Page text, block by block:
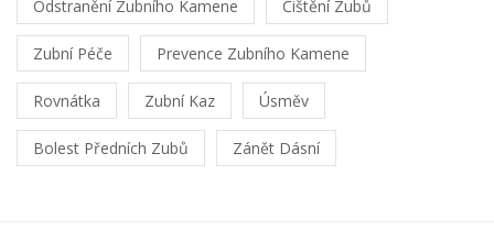
Odstranění Zubního Kamene Čištění Zubů
Zubní Péče Prevence Zubního Kamene
Rovnátka Zubní Kaz Úsměv
Bolest Předních Zubů Zánět Dásní